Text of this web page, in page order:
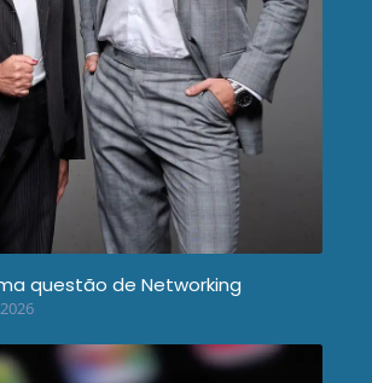
questão de Networking